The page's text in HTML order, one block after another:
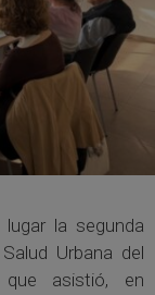
la segunda
Urbana del
asistió, en